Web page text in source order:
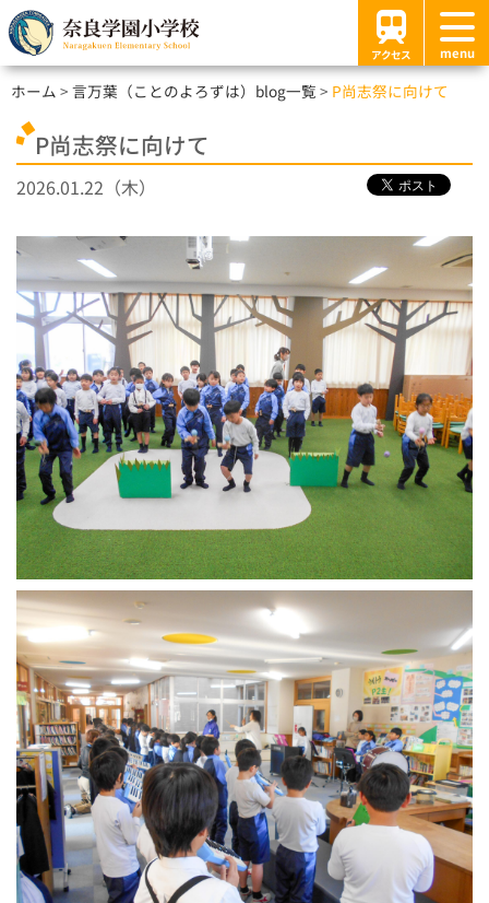
アクセス menu
ホーム 言万葉（ことのよろずは）blog一覧 P尚志祭に向けて
P尚志祭に向けて
2026.01.22（木）